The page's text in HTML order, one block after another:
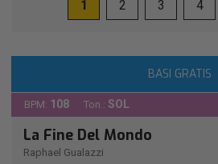
1 2 3 4
BASI GRATIS
BPM: 108 Ton.: SOL
La Fine Del Mondo
Raphael Gualazzi